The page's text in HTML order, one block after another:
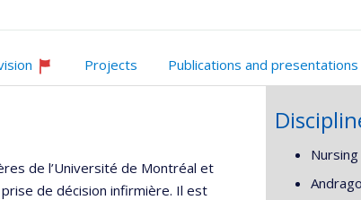
Currently
Projects Publications and presentations
de l’Université de Montréal et
de décision infirmière. Il est
Nursing